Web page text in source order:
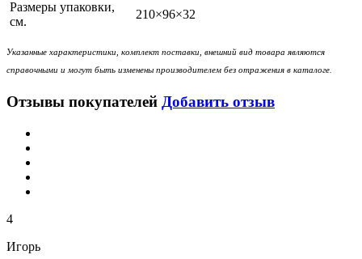
Размеры упаковки,
см.
210×96×32
Указанные характеристики, комплект поставки, внешний вид товара являются
справочными и могут быть изменены производителем без отражения в каталоге.
Отзывы покупателей Добавить отзыв
4
Игорь